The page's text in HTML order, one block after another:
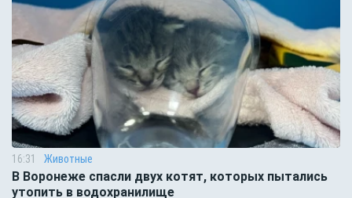
16:31 Животные
В Воронеже спасли двух котят, которых пытались
утопить в водохранилище